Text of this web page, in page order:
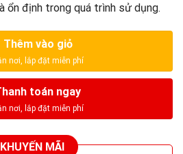
ổn định trong quá trình sử dụng.
Thêm vào giỏ
toán ngay
MÃI